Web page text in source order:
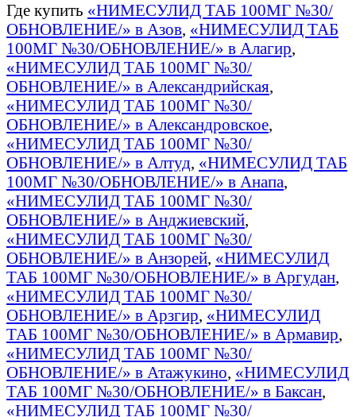
Где купить «НИМЕСУЛИД ТАБ 100МГ №30/
ОБНОВЛЕНИЕ/» в Азов, «НИМЕСУЛИД ТАБ
100МГ №30/ОБНОВЛЕНИЕ/» в Алагир,
«НИМЕСУЛИД ТАБ 100МГ №30/
ОБНОВЛЕНИЕ/» в Александрийская,
«НИМЕСУЛИД ТАБ 100МГ №30/
ОБНОВЛЕНИЕ/» в Александровское,
«НИМЕСУЛИД ТАБ 100МГ №30/
ОБНОВЛЕНИЕ/» в Алтуд, «НИМЕСУЛИД ТАБ
100МГ №30/ОБНОВЛЕНИЕ/» в Анапа,
«НИМЕСУЛИД ТАБ 100МГ №30/
ОБНОВЛЕНИЕ/» в Анджиевский,
«НИМЕСУЛИД ТАБ 100МГ №30/
ОБНОВЛЕНИЕ/» в Анзорей, «НИМЕСУЛИД
ТАБ 100МГ №30/ОБНОВЛЕНИЕ/» в Аргудан,
«НИМЕСУЛИД ТАБ 100МГ №30/
ОБНОВЛЕНИЕ/» в Арзгир, «НИМЕСУЛИД
ТАБ 100МГ №30/ОБНОВЛЕНИЕ/» в Армавир,
«НИМЕСУЛИД ТАБ 100МГ №30/
ОБНОВЛЕНИЕ/» в Атажукино, «НИМЕСУЛИД
ТАБ 100МГ №30/ОБНОВЛЕНИЕ/» в Баксан,
«НИМЕСУЛИД ТАБ 100МГ №30/